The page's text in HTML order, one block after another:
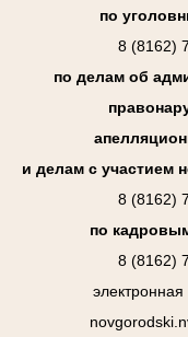
по
8 (8162)
по делам об
и делам с участием
8 (8162)
по
8 (8162)
электронная